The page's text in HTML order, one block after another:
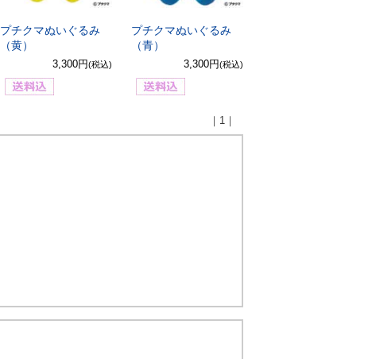
プチクマぬいぐるみ
（黄）
3,300円(税込)
プチクマぬいぐるみ
（青）
3,300円(税込)
｜1｜